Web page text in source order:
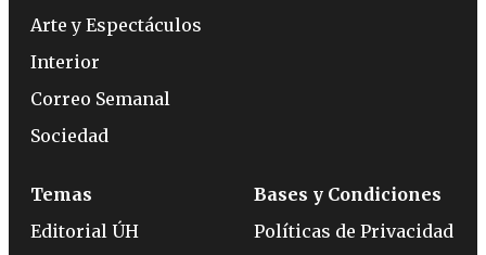
Arte y Espectáculos
Interior
Correo Semanal
Sociedad
Temas
Editorial ÚH
Bases y Condiciones
Políticas de Privacidad